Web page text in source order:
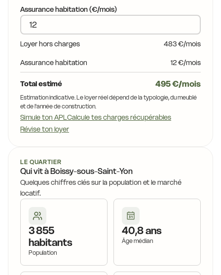
15,9 €
15,9 €
15,9 €
15,9 € 11,8 €
14,5 €
15,9 €
13,9 €
Assurance habitation (€/mois)
Loyer hors charges 483 €/mois
Assurance habitation 12 €/mois
Total estimé 495 €/mois
Estimation indicative. Le loyer réel dépend de la typologie, du meublé
et de l'année de construction.
Simule ton APLCalcule tes charges récupérables
Révise ton loyer
LE QUARTIER
Qui vit à Boissy-sous-Saint-Yon
Quelques chiffres clés sur la population et le marché
locatif.
3 855
habitants
Population
40,8 ans
Âge médian